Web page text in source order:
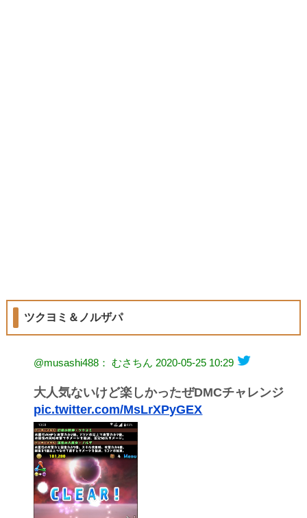
ツクヨミ＆ノルザパ
@musashi488： むさちん 2020-05-25 10:29
大人気ないけど楽しかったぜDMCチャレンジ
pic.twitter.com/MsLrXPyGEX